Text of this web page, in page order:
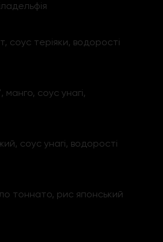
соус теріяки, водорості
соус унагі,
соус унагі, водорості
тоннато, рис японський